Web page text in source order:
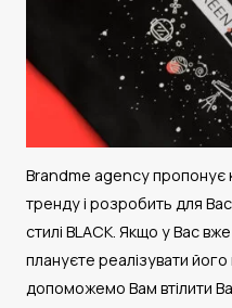
Brandme agency пропонує
тренду і розробить для
стилі BLACK. Якщо у Вас
плануєте реалізувати
допоможемо Вам втілити